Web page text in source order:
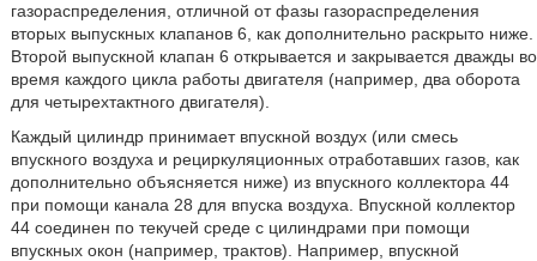
газораспределения, отличной от фазы газораспределения
вторых выпускных клапанов 6, как дополнительно раскрыто ниже.
Второй выпускной клапан 6 открывается и закрывается дважды во
время каждого цикла работы двигателя (например, два оборота
для четырехтактного двигателя).
Каждый цилиндр принимает впускной воздух (или смесь
впускного воздуха и рециркуляционных отработавших газов, как
дополнительно объясняется ниже) из впускного коллектора 44
при помощи канала 28 для впуска воздуха. Впускной коллектор
44 соединен по текучей среде с цилиндрами при помощи
впускных окон (например, трактов). Например, впускной